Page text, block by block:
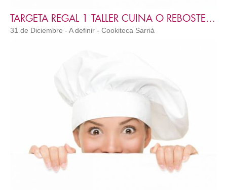
TARGETA REGAL 1 TALLER CUINA O REBOSTERÍA ADULT
31 de Diciembre - A definir - Cookiteca Sarrià